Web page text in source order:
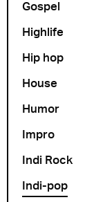
Gospel
Highlife
Hip hop
House
Humor
Impro
Indi Rock
Indi-pop